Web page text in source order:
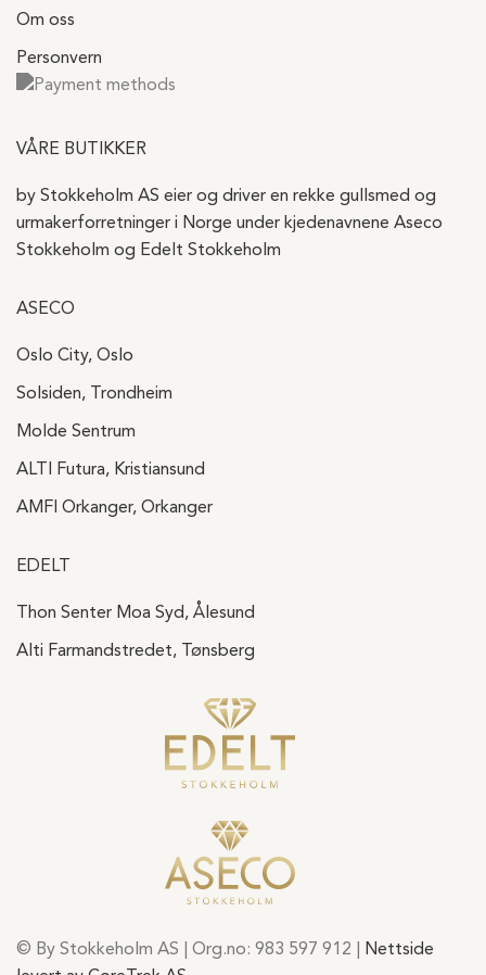
Om oss
Personvern
VÅRE BUTIKKER
by Stokkeholm AS eier og driver en rekke gullsmed og
urmakerforretninger i Norge under kjedenavnene Aseco
Stokkeholm og Edelt Stokkeholm
ASECO
Oslo City, Oslo
Solsiden, Trondheim
Molde Sentrum
ALTI Futura, Kristiansund
AMFI Orkanger, Orkanger
EDELT
Thon Senter Moa Syd, Ålesund
Alti Farmandstredet, Tønsberg
© By Stokkeholm AS | Org.no: 983 597 912 | Nettside